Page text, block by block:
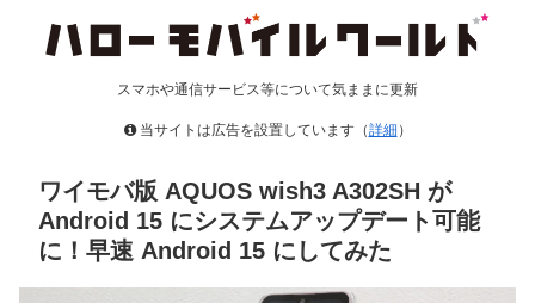
スマホや通信サービス等について気ままに更新
当サイトは広告を設置しています（詳細 ）
ワイモバ版 AQUOS wish3 A302SH が
Android 15 にシステムアップデート可能
に！早速 Android 15 にしてみた